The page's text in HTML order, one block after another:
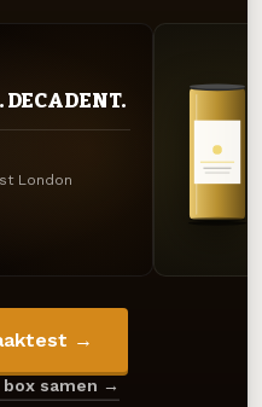
DECADENT.
London
→
samen →